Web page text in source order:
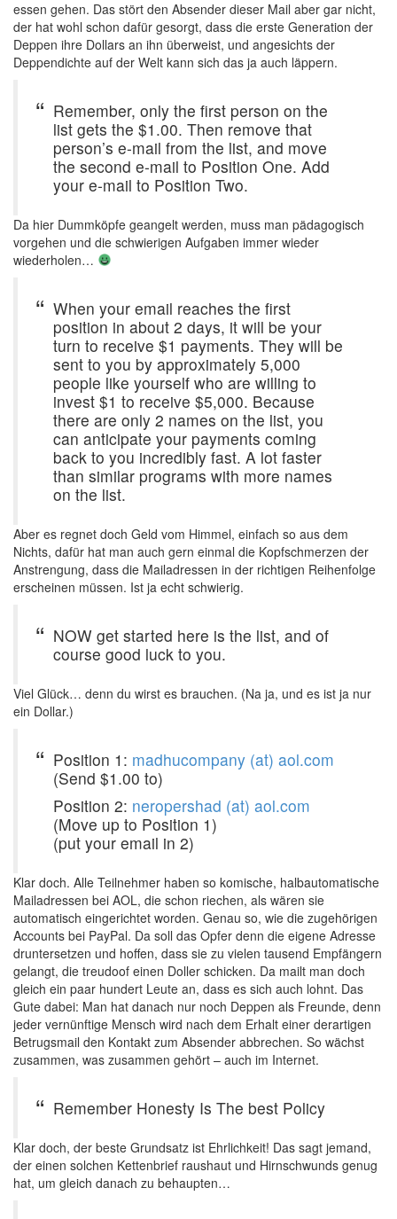
essen gehen. Das stört den Absender dieser Mail aber gar nicht,
der hat wohl schon dafür gesorgt, dass die erste Generation der
Deppen ihre Dollars an ihn überweist, und angesichts der
Deppendichte auf der Welt kann sich das ja auch läppern.
Remember, only the first person on the
list gets the $1.00. Then remove that
person’s e-mail from the list, and move
the second e-mail to Position One. Add
your e-mail to Position Two.
Da hier Dummköpfe geangelt werden, muss man pädagogisch
vorgehen und die schwierigen Aufgaben immer wieder
wiederholen…
When your email reaches the first
position in about 2 days, it will be your
turn to receive $1 payments. They will be
sent to you by approximately 5,000
people like yourself who are willing to
invest $1 to receive $5,000. Because
there are only 2 names on the list, you
can anticipate your payments coming
back to you incredibly fast. A lot faster
than similar programs with more names
on the list.
Aber es regnet doch Geld vom Himmel, einfach so aus dem
Nichts, dafür hat man auch gern einmal die Kopfschmerzen der
Anstrengung, dass die Mailadressen in der richtigen Reihenfolge
erscheinen müssen. Ist ja echt schwierig.
NOW get started here is the list, and of
course good luck to you.
Viel Glück… denn du wirst es brauchen. (Na ja, und es ist ja nur
ein Dollar.)
Position 1: madhucompany (at) aol.com
(Send $1.00 to)
Position 2: neropershad (at) aol.com
(Move up to Position 1)
(put your email in 2)
Klar doch. Alle Teilnehmer haben so komische, halbautomatische
Mailadressen bei AOL, die schon riechen, als wären sie
automatisch eingerichtet worden. Genau so, wie die zugehörigen
Accounts bei PayPal. Da soll das Opfer denn die eigene Adresse
druntersetzen und hoffen, dass sie zu vielen tausend Empfängern
gelangt, die treudoof einen Doller schicken. Da mailt man doch
gleich ein paar hundert Leute an, dass es sich auch lohnt. Das
Gute dabei: Man hat danach nur noch Deppen als Freunde, denn
jeder vernünftige Mensch wird nach dem Erhalt einer derartigen
Betrugsmail den Kontakt zum Absender abbrechen. So wächst
zusammen, was zusammen gehört – auch im Internet.
Remember Honesty Is The best Policy
Klar doch, der beste Grundsatz ist Ehrlichkeit! Das sagt jemand,
der einen solchen Kettenbrief raushaut und Hirnschwunds genug
hat, um gleich danach zu behaupten…